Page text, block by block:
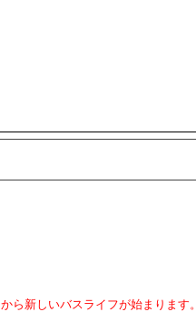
新しいバスライフが始まります。